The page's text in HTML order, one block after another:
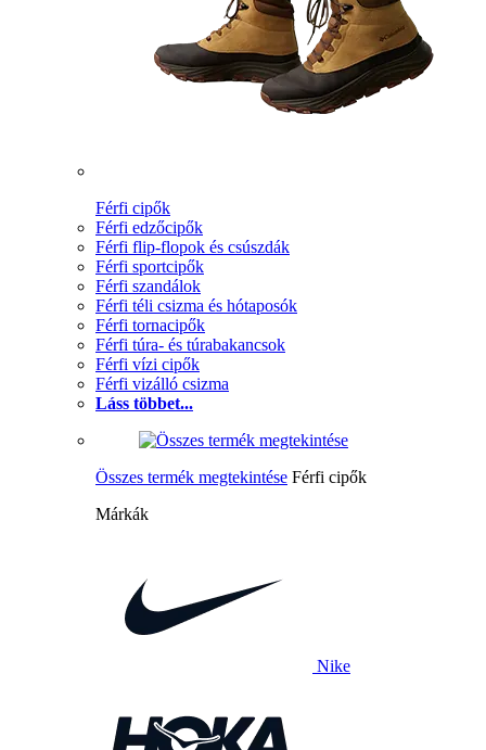
Férfi cipők
Férfi edzőcipők
Férfi flip-flopok és csúszdák
Férfi sportcipők
Férfi szandálok
Férfi téli csizma és hótaposók
Férfi tornacipők
Férfi túra- és túrabakancsok
Férfi vízi cipők
Férfi vizálló csizma
Láss többet...
Összes termék megtekintése Férfi cipők
Márkák
Nike